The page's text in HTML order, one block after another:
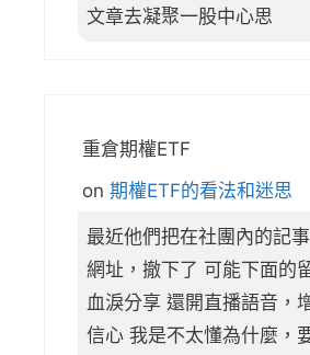
文章去凝聚一股中心思
重倉期權ETF
on 期權ETF的看法和迷思
最近他們把在社團內的記
網址，撤下了 可能下面的
血淚分享 還開直播語音，
信心 我是不太懂為什麼，